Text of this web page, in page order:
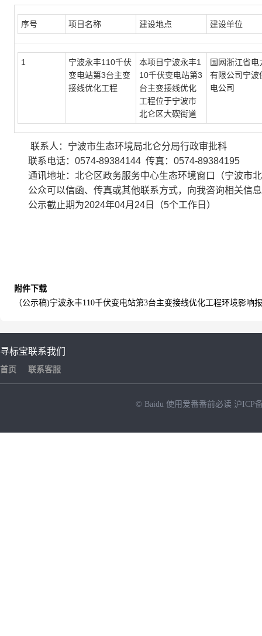
序号 项目名称 建设地点 建设单位
1
宁波永丰110千伏
变电站第3台主变
接线优化工程
本项目宁波永丰1
10千伏变电站第3
台主变接线优化
工程位于宁波市
北仑区大碶街道
国网浙江省电
有限公司宁波
电公司
联系人：宁波市生态环境局北仑分局行政审批科
联系电话：0574-89384144 传真：0574-89384195
通讯地址：北仑区政务服务中心生态环境窗口（宁波市
公众可以信函、传真或其他联系方式，向我咨询相关信
公示截止期为2024年04月24日（5个工作日）
附件下载
（公示稿)宁波永丰110千伏变电站第3台主变接线优化工程环境影响
寻标宝
首页
联系我们
联系客服
© Baidu 使用爱番番前必读 沪ICP